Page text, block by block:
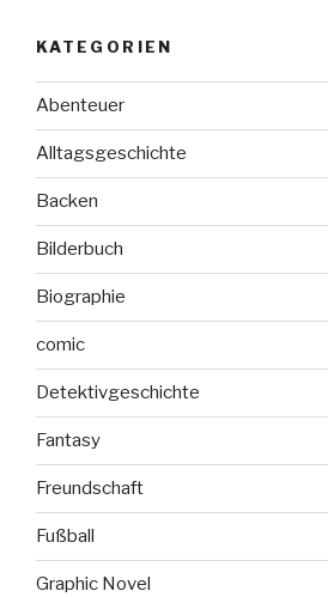
KATEGORIEN
Abenteuer
Alltagsgeschichte
Backen
Bilderbuch
Biographie
comic
Detektivgeschichte
Fantasy
Freundschaft
Fußball
Graphic Novel